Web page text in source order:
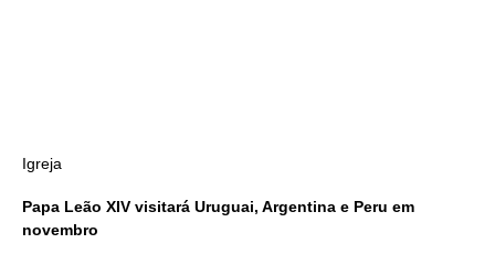
Igreja
Papa Leão XIV visitará Uruguai, Argentina e Peru em
novembro